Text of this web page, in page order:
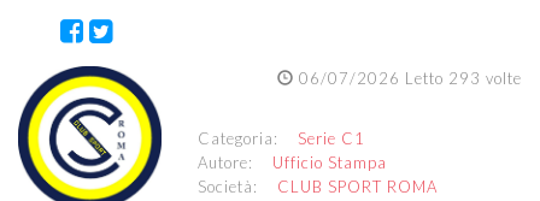
06/07/2026 Letto 293 volte
Categoria: Serie C1
Autore: Ufficio Stampa
Società: CLUB SPORT ROMA